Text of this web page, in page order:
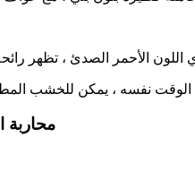
محاربة